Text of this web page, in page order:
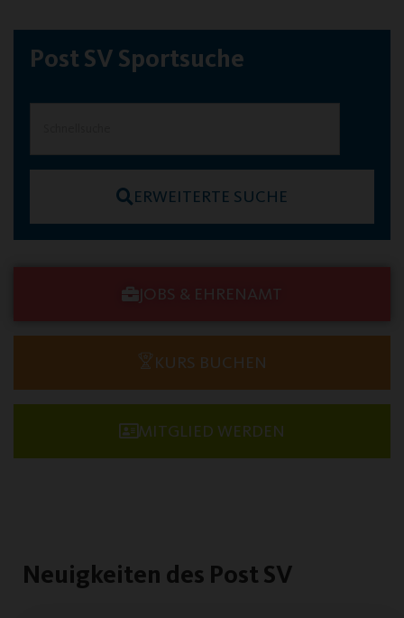
Post SV Sportsuche
ERWEITERTE SUCHE
JOBS & EHRENAMT
KURS BUCHEN
MITGLIED WERDEN
Neuigkeiten des Post SV